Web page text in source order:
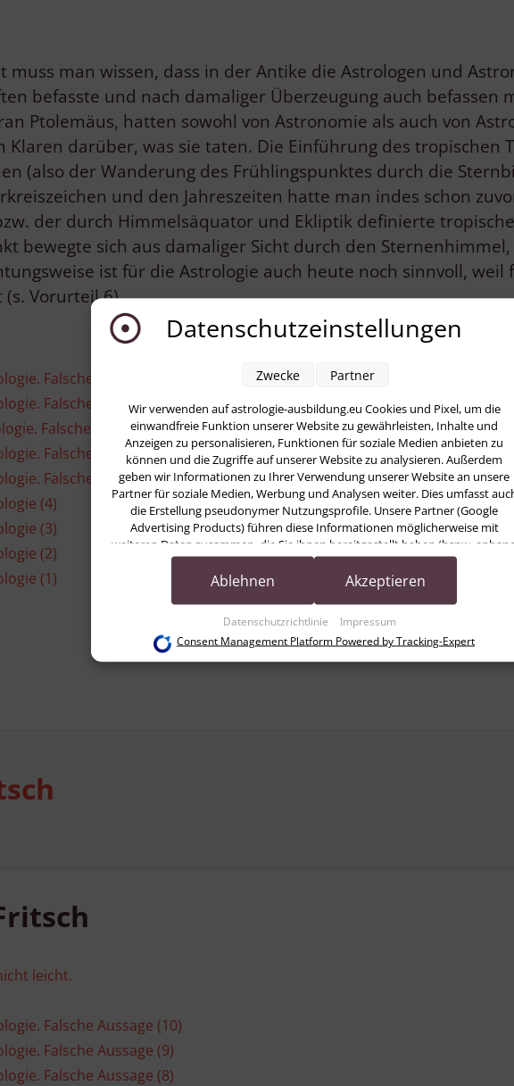
muss man wissen, dass in der Antike die Astrologen und
befasste und nach damaliger Überzeugung auch befassen
Ptolemäus, hatten sowohl von Astronomie als auch von
Klaren darüber, was sie taten. Die Einführung des tropischen
(also der Wanderung des Frühlingspunktes durch die
und den Jahreszeiten hatte man indes schon
der durch Himmelsäquator und Ekliptik definierte
bewegte sich aus damaliger Sicht durch den
ist für die Astrologie auch heute noch sinnvoll, weil
Vorurteil 6).
Falsche Aussage (9)
Falsche Aussage (8)
Falsche Aussage (7)
Falsche Aussage (6)
Falsche Aussage (5)
(4)
(3)
(2)
(1)
leicht.
Falsche Aussage (10)
Falsche Aussage (9)
Falsche Aussage (8)
Datenschutzeinstellungen
Wir verwenden auf astrologie-ausbildung.eu Cookies und Pixel, um die
einwandfreie Funktion unserer Website zu gewährleisten, Inhalte und
Anzeigen zu personalisieren, Funktionen für soziale Medien anbieten zu
können und die Zugriffe auf unserer Website zu analysieren. Außerdem
geben wir Informationen zu Ihrer Verwendung unserer Website an unsere
Partner für soziale Medien, Werbung und Analysen weiter. Dies umfasst
die Erstellung pseudonymer Nutzungsprofile. Unsere Partner (Google
Advertising Products) führen diese Informationen möglicherweise mit
weiteren Daten zusammen, die Sie ihnen bereitgestellt haben (bspw.
eines persönlichen Accounts) oder welche sie im Rahmen Ihrer Nutzung der
Dienste gesammelt haben (bspw. Nutzungsdaten anderer Geräte). Ihre
Einwilligung zur Nutzung von Cookies und Pixeln können Sie jederzeit
dort die entsprechenden Anpassungen vornehmen.
Zwecke der Datenverarbeitung durch unsere Partner:
Datenschutzrichtlinie Impressum
Zwecke Partner
Ablehnen Akzeptieren
Consent Management Platform Powered by Tracking-Expert